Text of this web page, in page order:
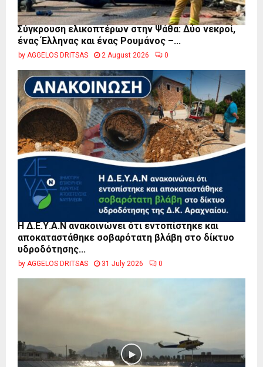
Σύγκρουση ελικοπτέρων στην Ψάθα: Δύο νεκροί,
ένας Έλληνας και ένας Ρουμάνος –...
by AGGELOS DRITSAS 2 August 2026 0
Η Δ.Ε.Υ.Α.Ν ανακοινώνει ότι εντοπίστηκε και
αποκαταστάθηκε σοβαρότατη βλάβη στο δίκτυο
υδροδότησης...
by AGGELOS DRITSAS 31 July 2026 0